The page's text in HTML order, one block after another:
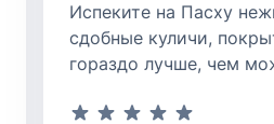
Испеките на Пасху
сдобные куличи,
гораздо лучше, чем